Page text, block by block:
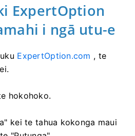
ExpertOption
i ngā utu-e
ExpertOption.com , te
hokohoko.
kei te tahua kokonga maui